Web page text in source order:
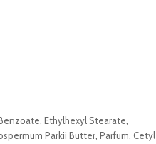
Ethylhexyl Stearate,
Parkii Butter, Parfum, Cetyl